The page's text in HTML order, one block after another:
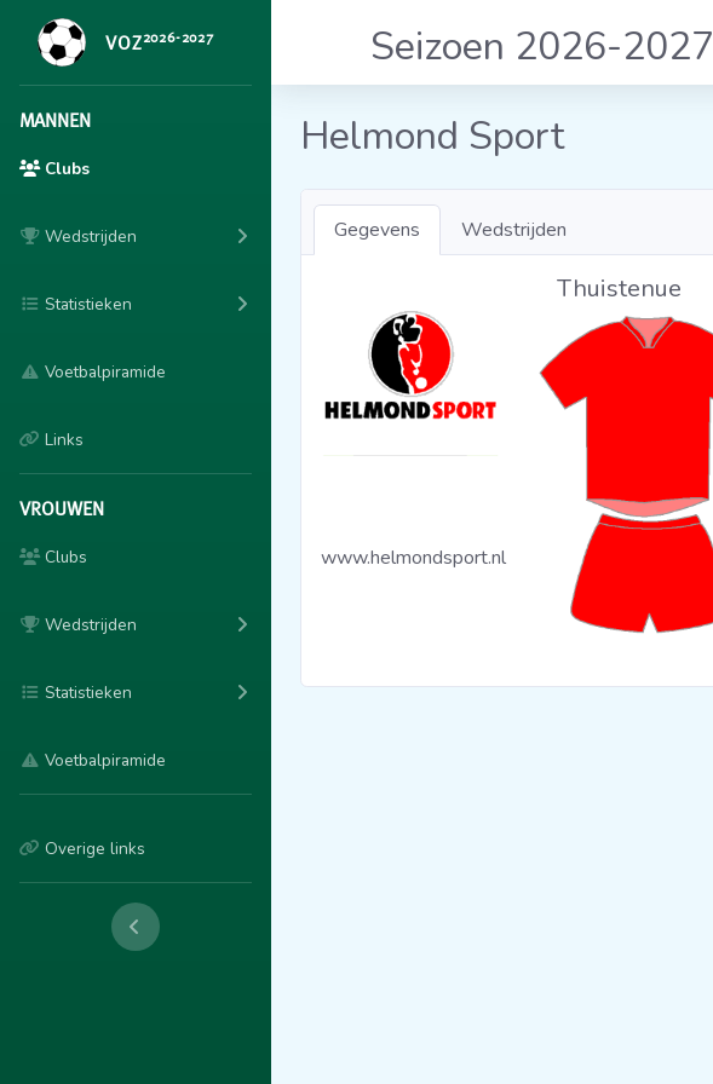
VOZ2026-2027
MANNEN
Clubs
Wedstrijden
Statistieken
Voetbalpiramide
Links
VROUWEN
Clubs
Wedstrijden
Statistieken
Voetbalpiramide
Overige links
Seizoen 2026-2027
Helmond Sport
Gegevens Wedstrijden
www.helmondsport.nl
Thuistenue